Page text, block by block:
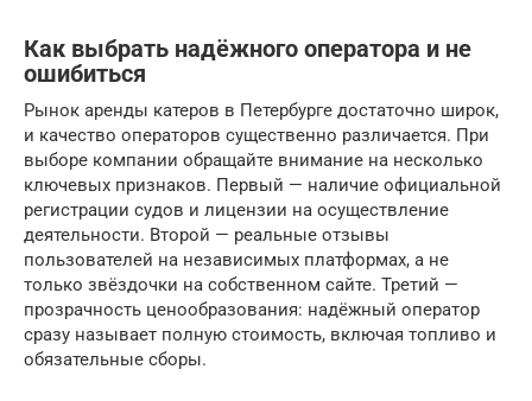
Как выбрать надёжного оператора и не
ошибиться
Рынок аренды катеров в Петербурге достаточно широк,
и качество операторов существенно различается. При
выборе компании обращайте внимание на несколько
ключевых признаков. Первый — наличие официальной
регистрации судов и лицензии на осуществление
деятельности. Второй — реальные отзывы
пользователей на независимых платформах, а не
только звёздочки на собственном сайте. Третий —
прозрачность ценообразования: надёжный оператор
сразу называет полную стоимость, включая топливо и
обязательные сборы.